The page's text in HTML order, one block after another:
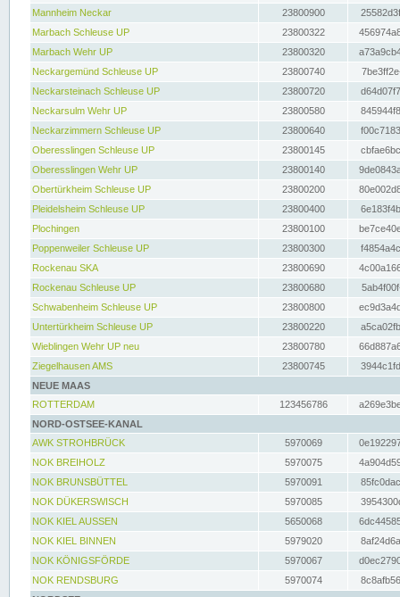
Mannheim Neckar
23800900
Marbach Schleuse UP
23800322
Marbach Wehr UP
23800320
Neckargemünd Schleuse UP
23800740
Neckarsteinach Schleuse UP
23800720
Neckarsulm Wehr UP
23800580
Neckarzimmern Schleuse UP
23800640
Oberesslingen Schleuse UP
23800145
Oberesslingen Wehr UP
23800140
Obertürkheim Schleuse UP
23800200
Pleidelsheim Schleuse UP
23800400
Plochingen
23800100
Poppenweiler Schleuse UP
23800300
Rockenau SKA
23800690
Rockenau Schleuse UP
23800680
Schwabenheim Schleuse UP
23800800
Untertürkheim Schleuse UP
23800220
Wieblingen Wehr UP neu
23800780
Ziegelhausen AMS
23800745
NEUE MAAS
ROTTERDAM
123456786
NORD-OSTSEE-KANAL
AWK STROHBRÜCK
5970069
NOK BREIHOLZ
5970075
NOK BRUNSBÜTTEL
5970091
NOK DÜKERSWISCH
5970085
NOK KIEL AUSSEN
5650068
NOK KIEL BINNEN
5979020
NOK KÖNIGSFÖRDE
5970067
NOK RENDSBURG
5970074